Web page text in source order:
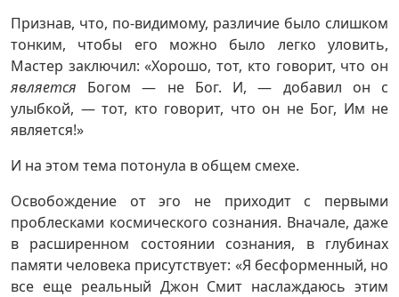
Признав, что, по-видимому, различие было слишком
тонким, чтобы его можно было легко уловить,
Мастер заключил: «Хорошо, тот, кто говорит, что он
является Богом — не Бог. И, — добавил он с
улыбкой, — тот, кто говорит, что он не Бог, Им не
является!»
И на этом тема потонула в общем смехе.
Освобождение от эго не приходит с первыми
проблесками космического сознания. Вначале, даже
в расширенном состоянии сознания, в глубинах
памяти человека присутствует: «Я бесформенный, но
все еще реальный Джон Смит наслаждаюсь этим